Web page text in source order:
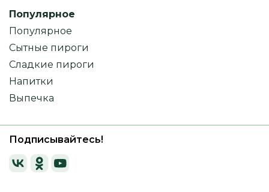
Популярное
Популярное
Сытные пироги
Сладкие пироги
Напитки
Выпечка
Подписывайтесь!